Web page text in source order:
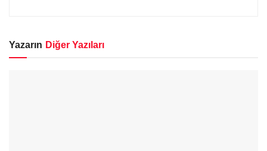
Yazarın Diğer Yazıları